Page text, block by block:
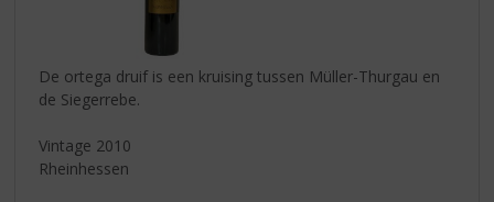
De ortega druif is een kruising tussen Müller-Thurgau en
de Siegerrebe.
Vintage 2010
Rheinhessen